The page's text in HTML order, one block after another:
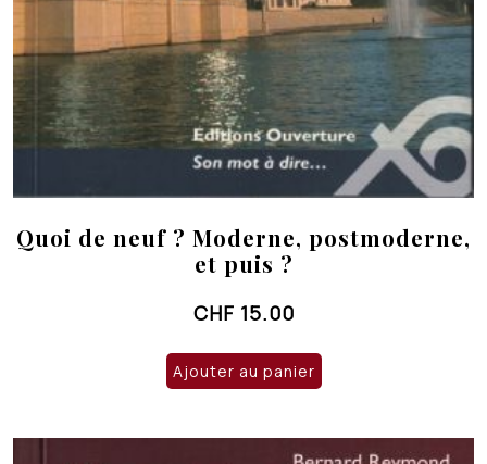
Quoi de neuf ? Moderne, postmoderne,
et puis ?
CHF 15.00
Ajouter au panier